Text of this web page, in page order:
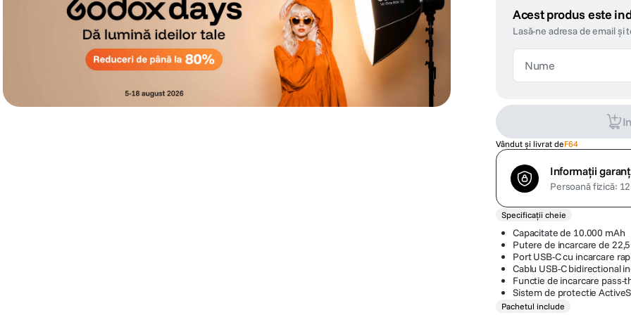
Acest produs este
Lasă-ne adresa de email și
Vândut și livrat deF64
Informații
Persoană fizică:
Specificații cheie
Capacitate de 10.000 mAh
Putere de incarcare de
Port USB-C cu incarcare
Cablu USB-C bidirectional
Functie de incarcare pass-
Sistem de protectie
Pachetul include